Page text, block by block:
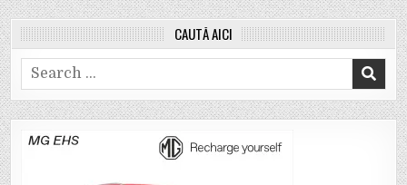
CAUTĂ AICI
Search
for: